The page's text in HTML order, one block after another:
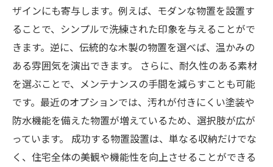
ザインにも寄与します。例えば、モダンな物置を設置す
ることで、シンプルで洗練された印象を与えることがで
きます。逆に、伝統的な木製の物置を選べば、温かみの
ある雰囲気を演出できます。 さらに、耐久性のある素材
を選ぶことで、メンテナンスの手間を減らすことも可能
です。最近のオプションでは、汚れが付きにくい塗装や
防水機能を備えた物置が増えているため、選択肢が広が
っています。 成功する物置設置は、単なる収納だけでな
く、住宅全体の美観や機能性を向上させることができる